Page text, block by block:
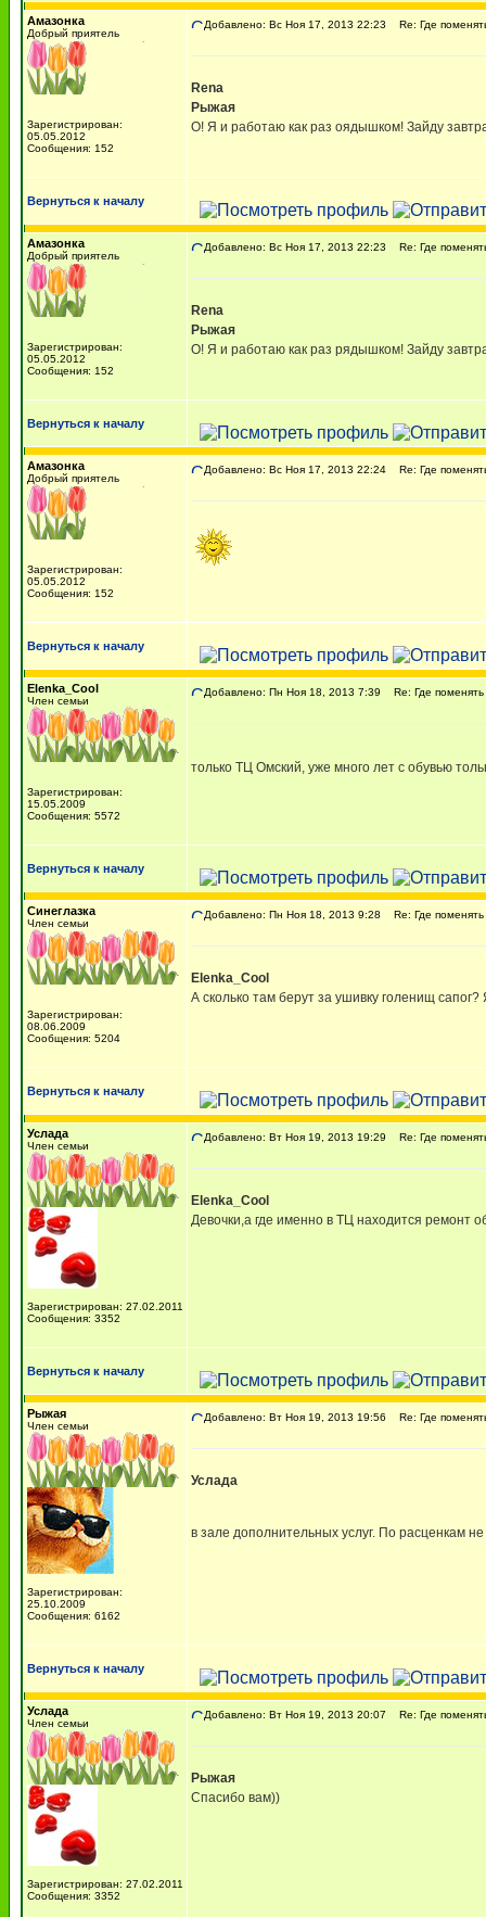
Амазонка
Добрый приятель
Зарегистрирован:
05.05.2012
Сообщения: 152
Добавлено: Вс Ноя 17, 2013 22:23 Re: Где
Rena
Рыжая
О! Я и работаю как раз оядышком! Зайду
Вернуться к началу
Амазонка
Добрый приятель
Зарегистрирован:
05.05.2012
Сообщения: 152
Добавлено: Вс Ноя 17, 2013 22:23 Re: Где
Rena
Рыжая
О! Я и работаю как раз рядышком! Зайду
Вернуться к началу
Амазонка
Добрый приятель
Зарегистрирован:
05.05.2012
Сообщения: 152
Добавлено: Вс Ноя 17, 2013 22:24 Re: Где
Вернуться к началу
Elenka_Cool
Член семьи
Зарегистрирован:
15.05.2009
Сообщения: 5572
Добавлено: Пн Ноя 18, 2013 7:39 Re: Где поменять
только ТЦ Омский, уже много лет с обувью
Вернуться к началу
Синеглазка
Член семьи
Зарегистрирован:
08.06.2009
Сообщения: 5204
Добавлено: Пн Ноя 18, 2013 9:28 Re: Где поменять
Elenka_Cool
А сколько там берут за ушивку голенищ
Вернуться к началу
Услада
Член семьи
Зарегистрирован: 27.02.2011
Сообщения: 3352
Добавлено: Вт Ноя 19, 2013 19:29 Re: Где
Elenka_Cool
Девочки,а где именно в ТЦ находится ремонт
Вернуться к началу
Рыжая
Член семьи
Зарегистрирован:
25.10.2009
Сообщения: 6162
Добавлено: Вт Ноя 19, 2013 19:56 Re: Где
Услада
в зале дополнительных услуг. По расценкам
Вернуться к началу
Услада
Член семьи
Зарегистрирован: 27.02.2011
Сообщения: 3352
Добавлено: Вт Ноя 19, 2013 20:07 Re: Где
Рыжая
Спасибо вам))